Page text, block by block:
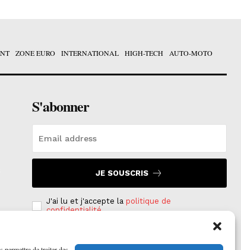
ZONE EURO INTERNATIONAL HIGH-TECH AUTO-MOTO
S'abonner
JE SOUSCRIS
J'ai lu et j'accepte la politique de
confidentialité.